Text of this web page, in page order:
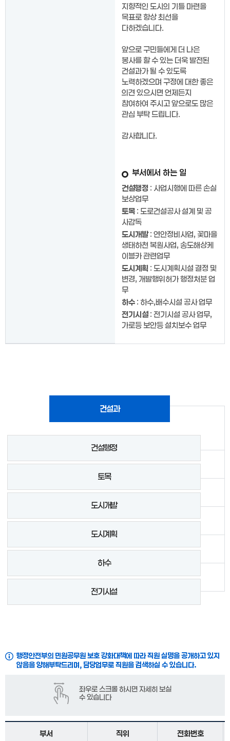
지향적인 도시의 기틀 마련을
목표로 항상 최선을
다하겠습니다.
앞으로 구민들에게 더 나은
봉사를 할 수 있는 더욱 발전된
건설과가 될 수 있도록
노력하겠으며 구정에 대한 좋은
의견 있으시면 언제든지
참여하여 주시고 앞으로도 많은
관심 부탁 드립니다.
감사합니다.
부서에서 하는 일
건설행정 : 사업시행에 따른 손실
보상업무
토목: 도로건설공사 설계 및 공
사감독
도시개발: 연안정비사업, 꽃마을
생태하천 복원사업, 송도해상케
이블카 관련업무
도시계획 : 도시계획시설 결정 및
변경, 개발행위허가 행정처분 업
무
하수: 하수,배수시설 공사 업무
전기시설: 전기시설 공사 업무,
가로등 보안등 설치보수 업무
건설과
건설행정
토목
도시개발
도시계획
하수
전기시설
행정안전부의 민원공무원 보호 강화대책에 따라 직원 실명을 공개하고 있지
않음을 양해부탁드리며, 담당업무로 직원을 검색하실 수 있습니다.
부서 직위 전화번호